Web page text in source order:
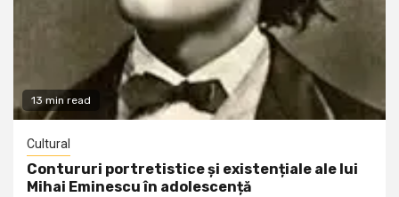
13 min read
Cultural
Contururi portretistice și existențiale ale lui
Mihai Eminescu în adolescență